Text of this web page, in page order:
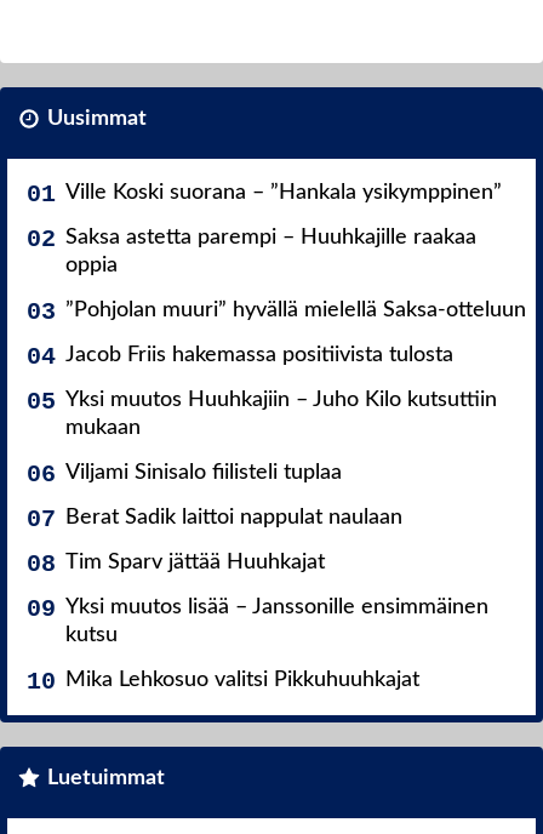
Uusimmat
Ville Koski suorana – ”Hankala ysikymppinen”
Saksa astetta parempi – Huuhkajille raakaa
oppia
”Pohjolan muuri” hyvällä mielellä Saksa-otteluun
Jacob Friis hakemassa positiivista tulosta
Yksi muutos Huuhkajiin – Juho Kilo kutsuttiin
mukaan
Viljami Sinisalo fiilisteli tuplaa
Berat Sadik laittoi nappulat naulaan
Tim Sparv jättää Huuhkajat
Yksi muutos lisää – Janssonille ensimmäinen
kutsu
Mika Lehkosuo valitsi Pikkuhuuhkajat
Luetuimmat